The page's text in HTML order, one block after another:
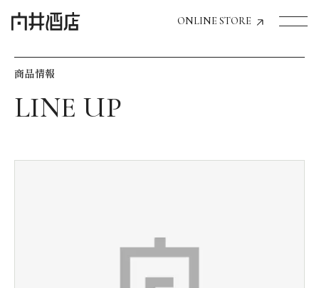
ONLINE STORE
飲食店経営のお客様
お気に入り機能の活用方法
商品情報